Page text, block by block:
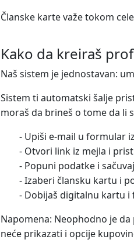
Članske karte važe tokom
Kako da kreiraš
Naš sistem je jednostavan:
Sistem ti automatski šalje
moraš da brineš o tome da li
- Upiši e-mail u formular
- Otvori link iz mejla i
- Popuni podatke i
- Izaberi člansku kartu i
- Dobijaš digitalnu kartu i
Napomena: Neophodno je da
neće prikazati i opcije